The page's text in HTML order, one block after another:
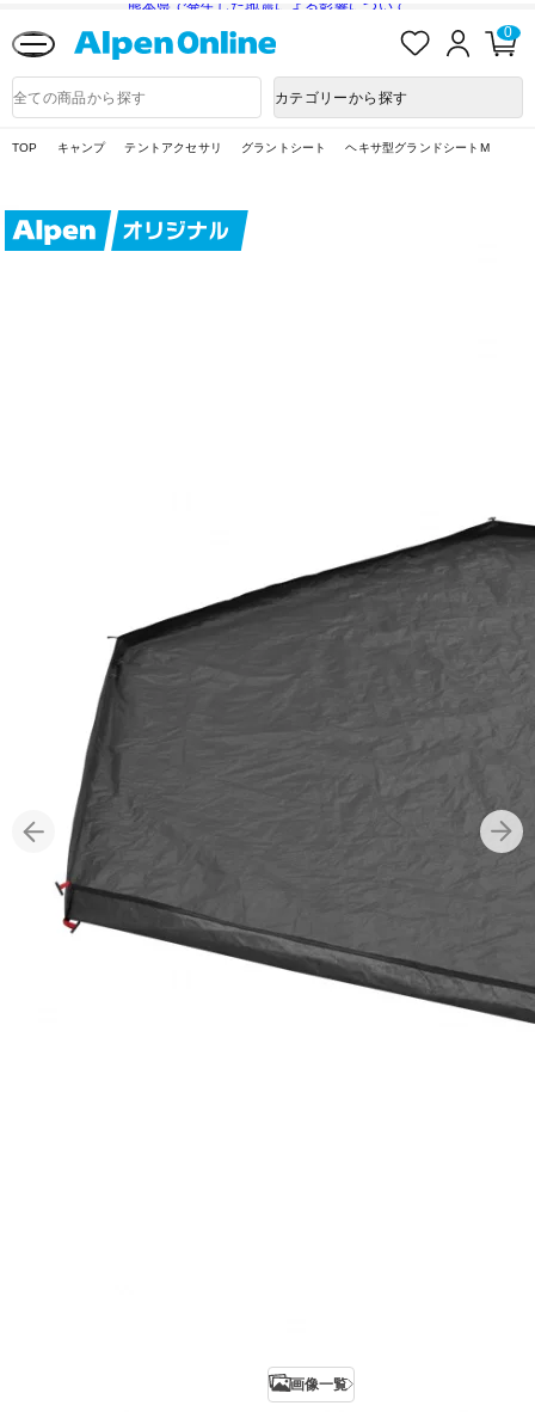
熊本県で発生した地震による影響について
入
ロ
ン
0
品
検
カテゴリーから探す
TOP キャンプ テントアクセサリ グラントシート ヘキサ型グランドシートM
画像一覧